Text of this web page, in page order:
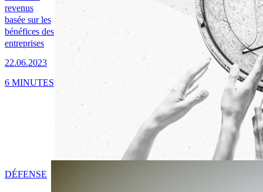
revenus
basée sur les
bénéfices des
entreprises
22.06.2023
6 MINUTES
DÉFENSE